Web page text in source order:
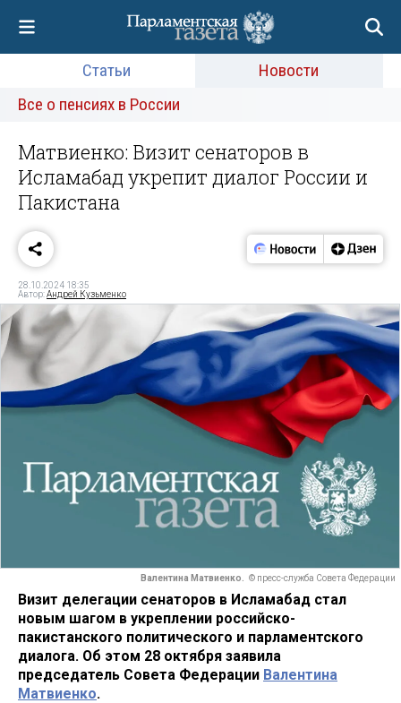
Статьи
Новости
Все о пенсиях в России
Матвиенко: Визит сенаторов в
Исламабад укрепит диалог России и
Пакистана
28.10.2024 18:35
Автор:Андрей Кузьменко
Валентина Матвиенко. © пресс-служба Совета Федерации
Визит делегации сенаторов в Исламабад стал
новым шагом в укреплении российско-
пакистанского политического и парламентского
диалога. Об этом 28 октября заявила
председатель Совета Федерации Валентина
Матвиенко.